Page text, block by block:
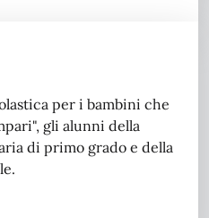
per i bambini che
gli alunni della
di primo grado e della